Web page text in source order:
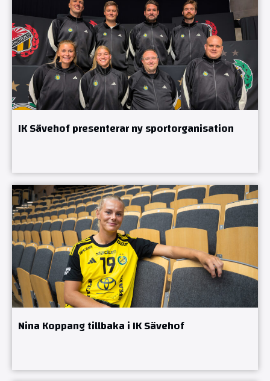
IK Sävehof presenterar ny sportorganisation
Nina Koppang tillbaka i IK Sävehof